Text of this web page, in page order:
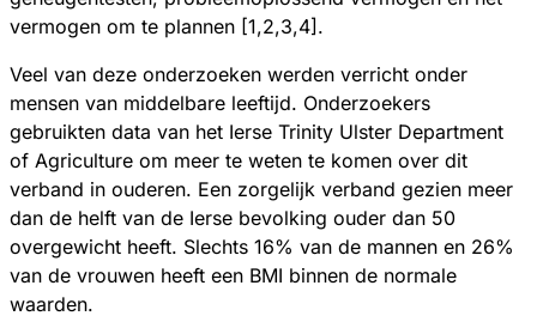
vermogen om te plannen [1,2,3,4].
Veel van deze onderzoeken werden verricht onder
mensen van middelbare leeftijd. Onderzoekers
gebruikten data van het Ierse Trinity Ulster Department
of Agriculture om meer te weten te komen over dit
verband in ouderen. Een zorgelijk verband gezien meer
dan de helft van de Ierse bevolking ouder dan 50
overgewicht heeft. Slechts 16% van de mannen en 26%
van de vrouwen heeft een BMI binnen de normale
waarden.